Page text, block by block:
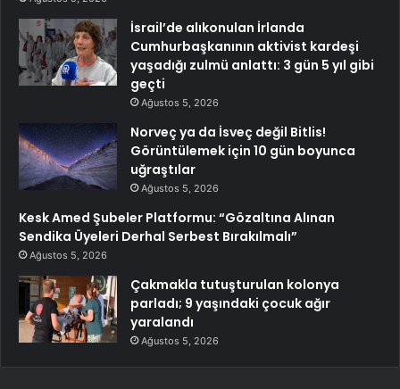
İsrail’de alıkonulan İrlanda
Cumhurbaşkanının aktivist kardeşi
yaşadığı zulmü anlattı: 3 gün 5 yıl gibi
geçti
Ağustos 5, 2026
Norveç ya da İsveç değil Bitlis!
Görüntülemek için 10 gün boyunca
uğraştılar
Ağustos 5, 2026
Kesk Amed Şubeler Platformu: “Gözaltına Alınan
Sendika Üyeleri Derhal Serbest Bırakılmalı”
Ağustos 5, 2026
Çakmakla tutuşturulan kolonya
parladı; 9 yaşındaki çocuk ağır
yaralandı
Ağustos 5, 2026